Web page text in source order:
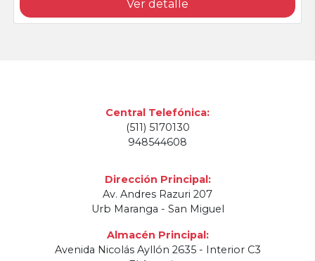
Ver detalle
Central Telefónica:
(511) 5170130
Dirección Principal:
Av. Andres Razuri 207
Almacén Principal: